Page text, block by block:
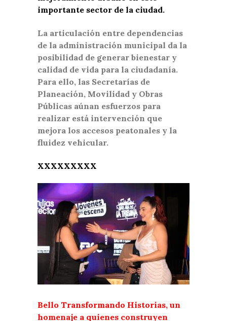
importante sector de la ciudad.
La articulación entre dependencias
de la administración municipal da la
posibilidad de generar bienestar y
calidad de vida para la ciudadanía.
Para ello, las Secretarías de
Planeación, Movilidad y Obras
Públicas aúnan esfuerzos para
realizar está intervención que
mejora los accesos peatonales y la
fluidez vehicular.
XXXXXXXXX
Bello Transformando Historias, un
homenaje a quienes construyen